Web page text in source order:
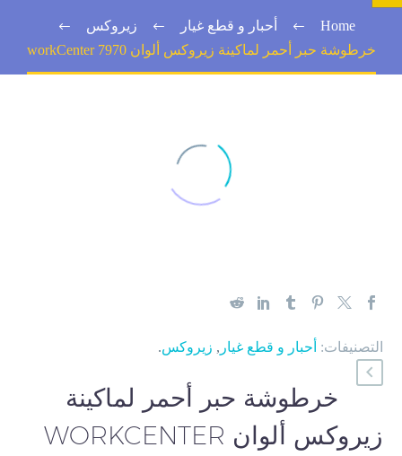
Home أحبار و قطع غيار
زيروكس
خرطوشة حبر أحمر لماكينة زيروكس ألوان workCenter 7970
التصنيفات: أحبار و قطع غيار , زيروكس.
خرطوشة حبر أحمر لماكينة
زيروكس ألوان WORKCENTER